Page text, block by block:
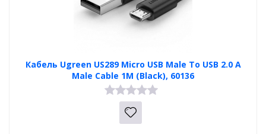
Кабель Ugreen US289 Micro USB Male To USB 2.0 A
Male Cable 1M (Black), 60136